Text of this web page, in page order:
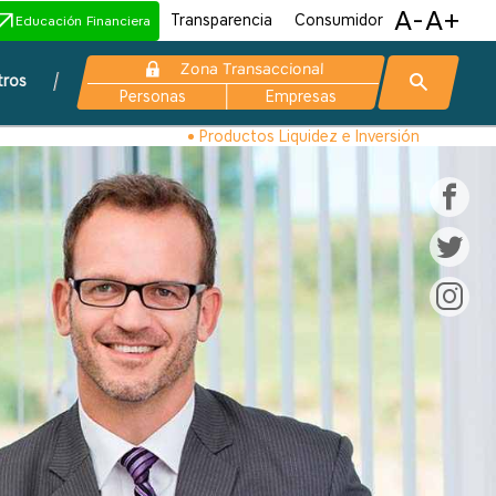
Educación Financiera Transparencia Consumidor A-A+
Zona Transaccional
Personas
Empresas
Productos Liquidez e Inversión